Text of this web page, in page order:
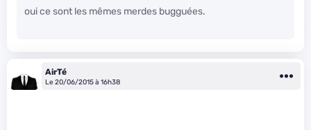
oui ce sont les mêmes merdes bugguées.
AirTé
Le 20/06/2015 à 16h38